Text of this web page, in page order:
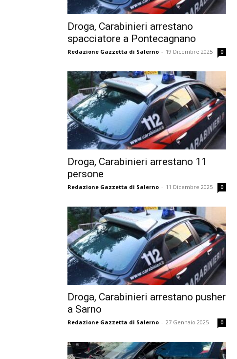
Droga, Carabinieri arrestano
spacciatore a Pontecagnano
Redazione Gazzetta di Salerno - 19 Dicembre 2025 0
Droga, Carabinieri arrestano 11
persone
Redazione Gazzetta di Salerno - 11 Dicembre 2025 0
Droga, Carabinieri arrestano pusher
a Sarno
Redazione Gazzetta di Salerno - 27 Gennaio 2025 0